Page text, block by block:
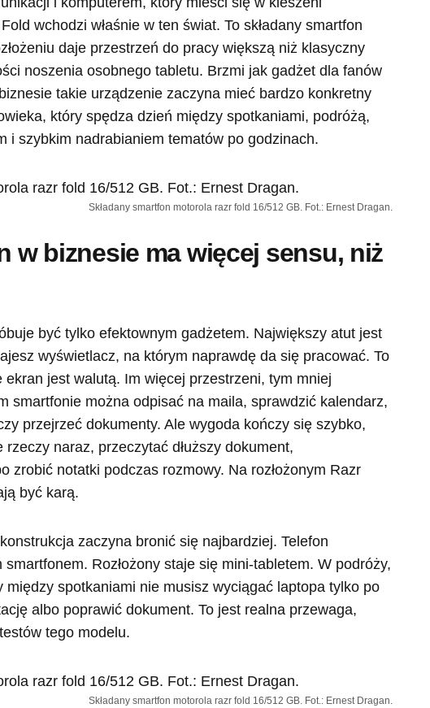
wchodzi właśnie w ten świat. To składany smartfon
daje przestrzeń do pracy większą niż klasyczny
noszenia osobnego tabletu. Brzmi jak gadżet dla fanów
takie urządzenie zaczyna mieć bardzo konkretny
który spędza dzień między spotkaniami, podróżą,
i szybkim nadrabianiem tematów po godzinach.
Składany smartfon motorola razr fold 16/512 GB. Fot.: Ernest Dragan.
w biznesie ma więcej sensu, niż
być tylko efektownym gadżetem. Największy atut jest
wyświetlacz, na którym naprawdę da się pracować. To
jest walutą. Im więcej przestrzeni, tym mniej
smartfonie można odpisać na maila, sprawdzić kalendarz,
przejrzeć dokumenty. Ale wygoda kończy się szybko,
naraz, przeczytać dłuższy dokument,
zrobić notatki podczas rozmowy. Na rozłożonym Razr
być karą.
zaczyna bronić się najbardziej. Telefon
Rozłożony staje się mini-tabletem. W podróży,
między spotkaniami nie musisz wyciągać laptopa tylko po
albo poprawić dokument. To jest realna przewaga,
tego modelu.
Składany smartfon motorola razr fold 16/512 GB. Fot.: Ernest Dragan.